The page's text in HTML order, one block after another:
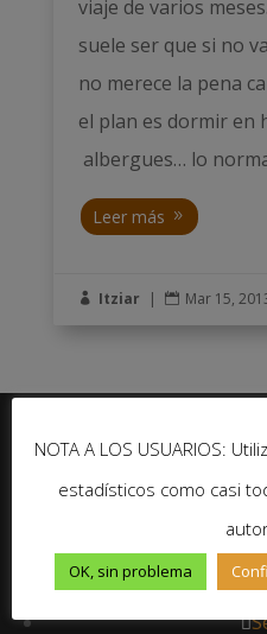
viaje de varios
suele ser que si no
no merece la pena
el plan es dormir en
albergues… lo
Leer más
 Itziar |  Mar 15,
NOTA A LOS USUARIOS:
estadísticos como casi
OK, sin problema